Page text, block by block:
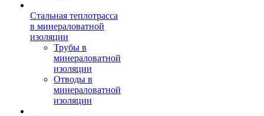
Стальная теплотрасса
в минераловатной
изоляции
Трубы в
минераловатной
изоляции
Отводы в
минераловатной
изоляции